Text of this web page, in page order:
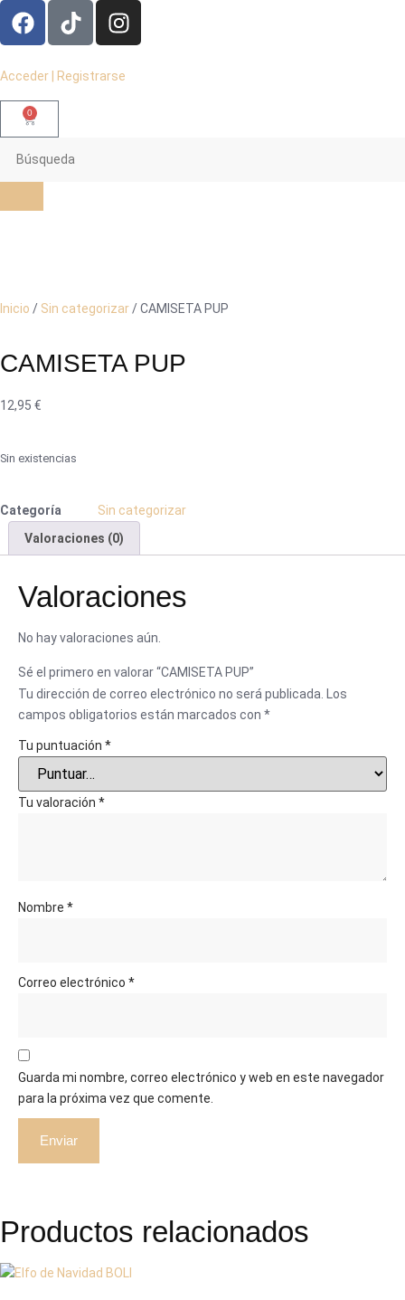
Acceder | Registrarse
0
Inicio / Sin categorizar/ CAMISETA PUP
CAMISETA PUP
12,95 €
Sin existencias
Categoría
Sin categorizar
Valoraciones (0)
Valoraciones
No hay valoraciones aún.
Sé el primero en valorar “CAMISETA PUP”
Tu dirección de correo electrónico no será publicada. Los
campos obligatorios están marcados con *
Tu puntuación *
Tu valoración *
Nombre *
Correo electrónico *
Guarda mi nombre, correo electrónico y web en este navegador
para la próxima vez que comente.
Productos relacionados